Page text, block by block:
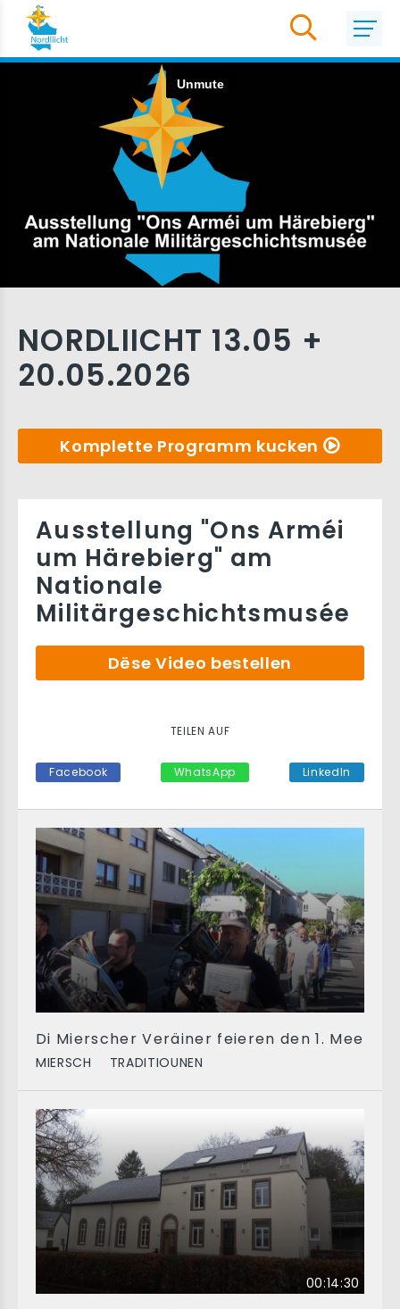
NORDLIICHT 13.05 +
20.05.2026
Komplette Programm kucken
Di Mierscher Veräiner feieren den 1. Mee
MIERSCH TRADITIOUNEN
00:14:30
Ausstellung "Ons Arméi
um Härebierg" am
Nationale
Militärgeschichtsmusée
Dëse Video bestellen
TEILEN AUF
Facebook WhatsApp LinkedIn